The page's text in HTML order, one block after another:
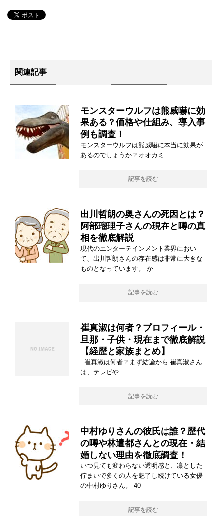
関連記事
モンスターウルフは熊威嚇に効
果ある？価格や仕組み、導入事
例も調査！
モンスターウルフは熊威嚇に本当に効果が
あるのでしょうか？オオカミ
記事を読む
出川哲朗の奥さんの死因とは？
阿部瑠理子さんの現在と噂の真
相を徹底解説
現代のエンターテインメント業界におい
て、出川哲朗さんの存在感は非常に大きな
ものとなっています。 か
記事を読む
崔真淑は何者？プロフィール・
旦那・子供・現在まで徹底解説
【経歴と家族まとめ】
崔真淑は何者？まず結論から 崔真淑さん
は、テレビや
記事を読む
中村ゆりさんの彼氏は誰？歴代
の噂や林遣都さんとの現在・結
婚しない理由を徹底調査！
いつ見ても変わらない透明感と、凛とした
佇まいで多くの人を魅了し続けている女優
の中村ゆりさん。 40
記事を読む